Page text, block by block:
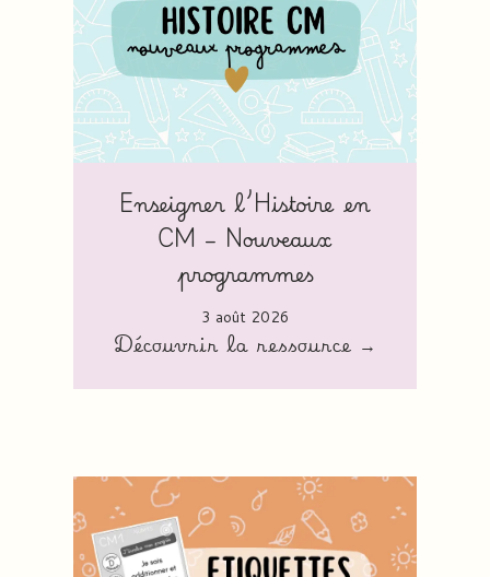
Enseigner l’Histoire en
CM – Nouveaux
programmes
3 août 2026
Découvrir la ressource →